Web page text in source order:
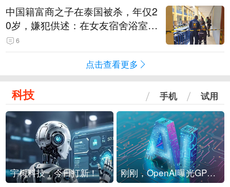
中国籍富商之子在泰国被杀，年仅2
0岁，嫌犯供述：在女友宿舍浴室发
现他，持刀询问身份时发生拉扯
6
点击查看更多
科技 手机 试用
宇树科技，今日打新！ 刚刚，OpenAI曝光GPT-6！传10万亿参数，8月强行发布